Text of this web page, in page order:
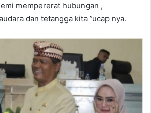
mempererat hubungan ,
dan tetangga kita ”ucap nya.